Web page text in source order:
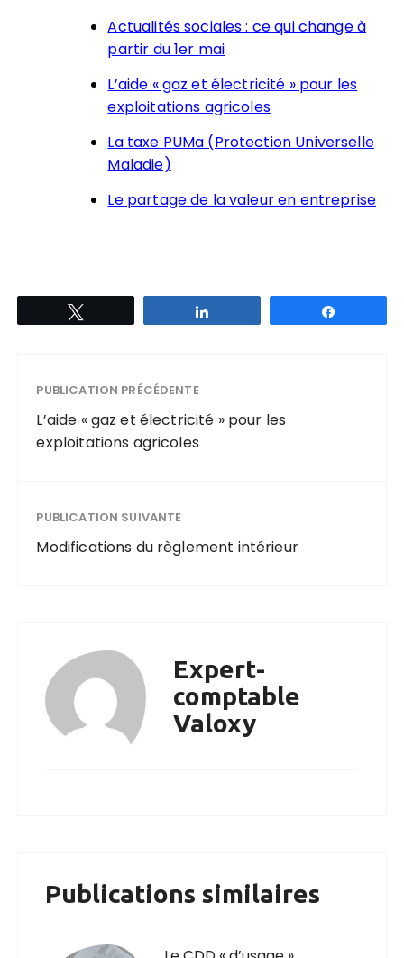
Actualités sociales : ce qui change à
partir du 1er mai
L’aide « gaz et électricité » pour les
exploitations agricoles
La taxe PUMa (Protection Universelle
Maladie)
Le partage de la valeur en entreprise
PUBLICATION PRÉCÉDENTE
L’aide « gaz et électricité » pour les
exploitations agricoles
PUBLICATION SUIVANTE
Modifications du règlement intérieur
Expert-
comptable
Valoxy
Publications similaires